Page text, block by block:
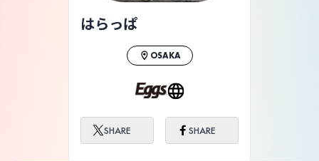
はらっぱ
OSAKA
SHARE SHARE